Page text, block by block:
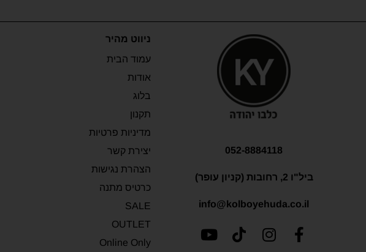
052-8884118
ביל"ו 2, רחובות (קניון עופר)
info@kolboyehuda.co.il
ניווט מהיר
עמוד הבית
אודות
בלוג
תקנון
מדיניות פרטיות
יצירת קשר
הצהרת נגישות
כרטיס מתנה
SALE
OUTLET
Online Only